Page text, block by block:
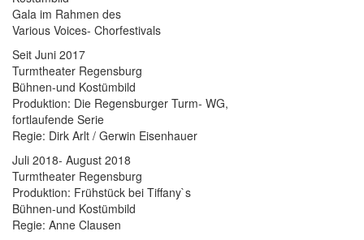
Gala im Rahmen des
Various Voices- Chorfestivals
Seit Juni 2017
Turmtheater Regensburg
Bühnen-und Kostümbild
Produktion: Die Regensburger Turm- WG,
fortlaufende Serie
Regie: Dirk Arlt / Gerwin Eisenhauer
Juli 2018- August 2018
Turmtheater Regensburg
Produktion: Frühstück bei Tiffany`s
Bühnen-und Kostümbild
Regie: Anne Clausen